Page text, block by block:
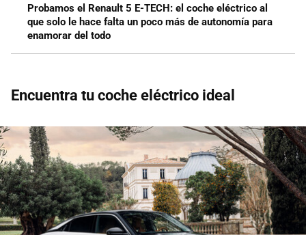
Probamos el Renault 5 E-TECH: el coche eléctrico al
que solo le hace falta un poco más de autonomía para
enamorar del todo
Encuentra tu coche eléctrico ideal